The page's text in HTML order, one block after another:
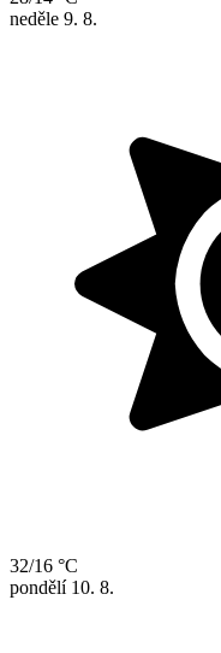
neděle 9. 8.
32/16 °C
pondělí 10. 8.